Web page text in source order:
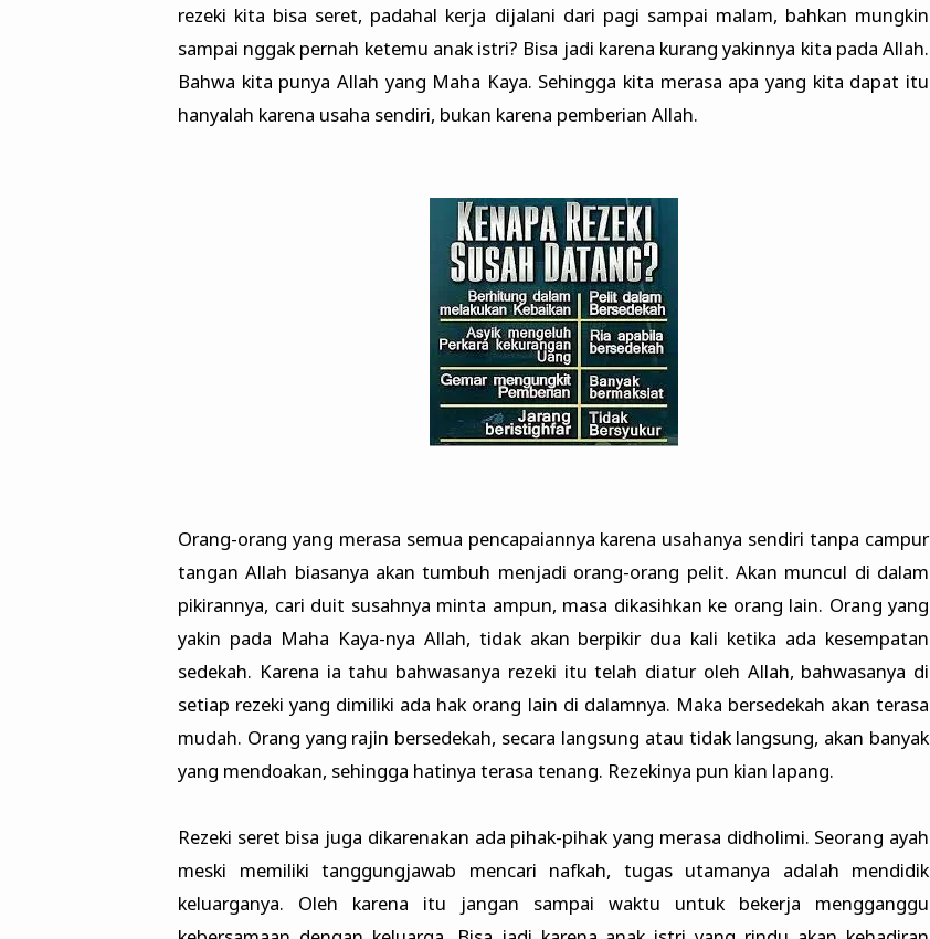
rezeki kita bisa seret, padahal kerja dijalani dari pagi sampai malam, bahkan mungkin
sampai nggak pernah ketemu anak istri? Bisa jadi karena kurang yakinnya kita pada Allah.
Bahwa kita punya Allah yang Maha Kaya. Sehingga kita merasa apa yang kita dapat itu
hanyalah karena usaha sendiri, bukan karena pemberian Allah.
Orang-orang yang merasa semua pencapaiannya karena usahanya sendiri tanpa campur
tangan Allah biasanya akan tumbuh menjadi orang-orang pelit. Akan muncul di dalam
pikirannya, cari duit susahnya minta ampun, masa dikasihkan ke orang lain. Orang yang
yakin pada Maha Kaya-nya Allah, tidak akan berpikir dua kali ketika ada kesempatan
sedekah. Karena ia tahu bahwasanya rezeki itu telah diatur oleh Allah, bahwasanya di
setiap rezeki yang dimiliki ada hak orang lain di dalamnya. Maka bersedekah akan terasa
mudah. Orang yang rajin bersedekah, secara langsung atau tidak langsung, akan banyak
yang mendoakan, sehingga hatinya terasa tenang. Rezekinya pun kian lapang.
Rezeki seret bisa juga dikarenakan ada pihak-pihak yang merasa didholimi. Seorang ayah
meski memiliki tanggungjawab mencari nafkah, tugas utamanya adalah mendidik
keluarganya. Oleh karena itu jangan sampai waktu untuk bekerja mengganggu